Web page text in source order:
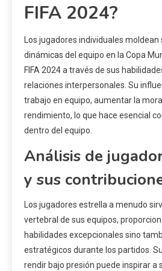
FIFA 2024?
Los jugadores individuales
dinámicas del equipo en la Copa
FIFA 2024 a través de sus
relaciones interpersonales. Su
trabajo en equipo, aumentar la
rendimiento, lo que hace esencial
dentro del equipo.
Análisis de
y sus
Los jugadores estrella a menudo
vertebral de sus equipos,
habilidades excepcionales sino
estratégicos durante los partidos.
rendir bajo presión puede inspirar a